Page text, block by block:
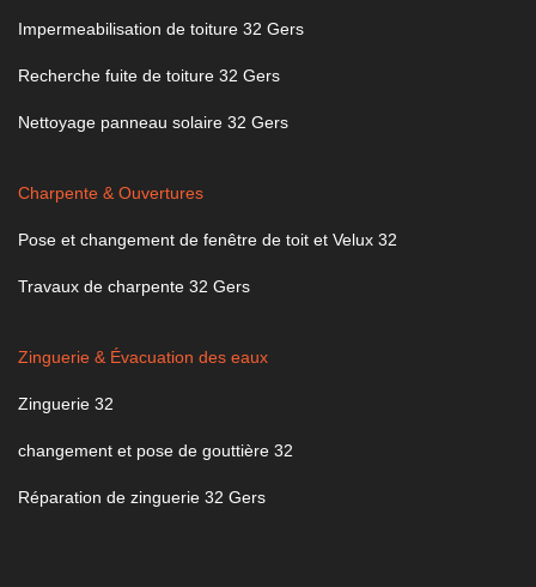
Impermeabilisation de toiture 32 Gers
Recherche fuite de toiture 32 Gers
Nettoyage panneau solaire 32 Gers
Charpente & Ouvertures
Pose et changement de fenêtre de toit et Velux 32
Travaux de charpente 32 Gers
Zinguerie & Évacuation des eaux
Zinguerie 32
changement et pose de gouttière 32
Réparation de zinguerie 32 Gers